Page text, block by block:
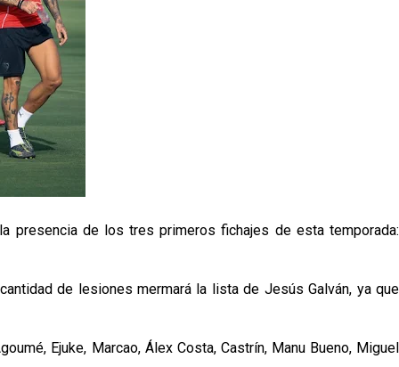
presencia de los tres primeros fichajes de esta temporada:
de lesiones mermará la lista de Jesús Galván, ya que
Ejuke, Marcao, Álex Costa, Castrín, Manu Bueno, Miguel